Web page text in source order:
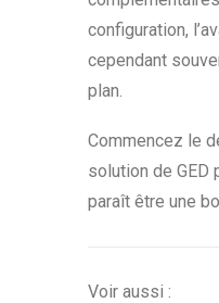
configuration,
cependant
plan.
Commencez le
solution de GED
paraît être une
Voir aussi :